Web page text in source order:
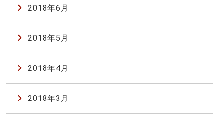
2018年6月
2018年5月
2018年4月
2018年3月